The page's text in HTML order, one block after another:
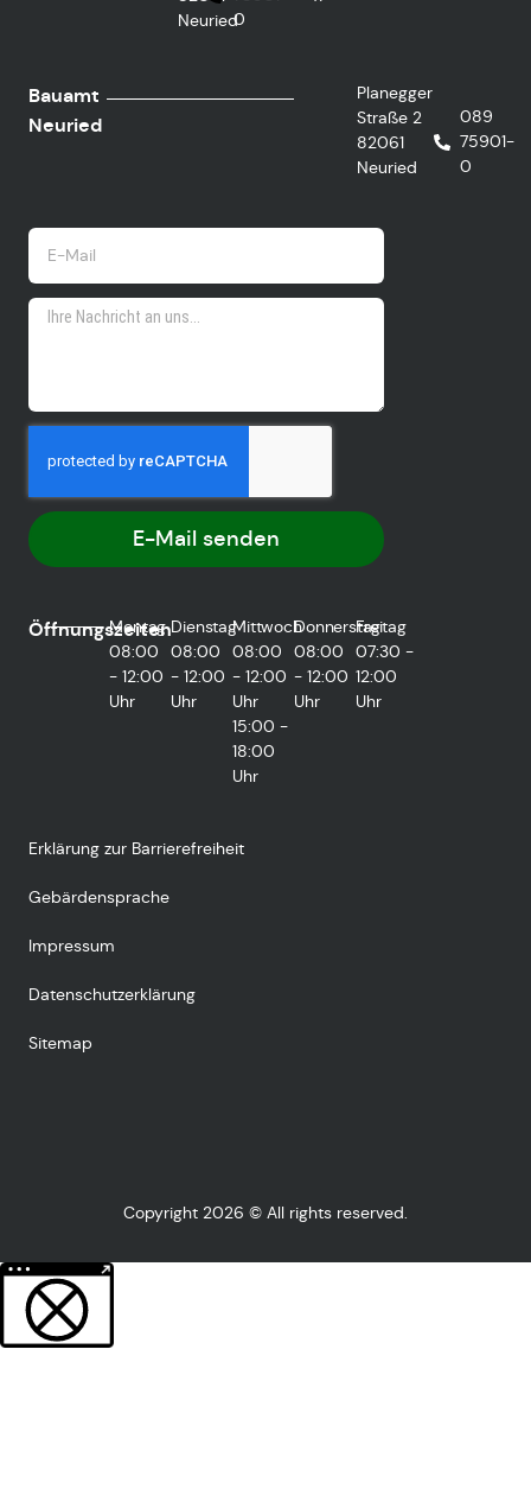
Neuried0
Bauamt
Neuried
Planegger
Straße 2
82061
Neuried
089
75901-
0
E-Mail senden
Öffnungszeiten
Montag
08:00
- 12:00
Uhr
Dienstag
08:00
- 12:00
Uhr
Mittwoch
08:00
- 12:00
Uhr
15:00 -
18:00
Uhr
Donnerstag
08:00
- 12:00
Uhr
Freitag
07:30 -
12:00
Uhr
Erklärung zur Barrierefreiheit
Gebärdensprache
Impressum
Datenschutzerklärung
Sitemap
Copyright 2026 © All rights reserved.
Weitere Informationen über den gesperrten Inhalt.